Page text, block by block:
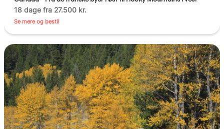
18 dage fra 27.500 kr.
Se mere og bestil